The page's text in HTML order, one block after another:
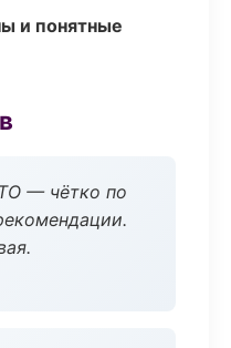
и понятные
— чётко по